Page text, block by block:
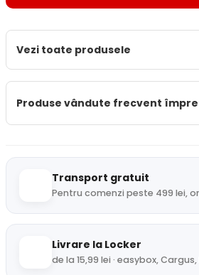
Vezi toate produsele
Produse vândute frecvent
Transport gratuit
Pentru comenzi peste 499 lei,
Livrare la Locker
de la 15,99 lei · easybox,